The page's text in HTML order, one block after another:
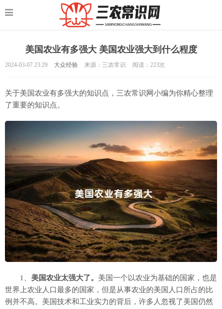
美国农业有多强大 美国农业强大到什么程度
2024-03-07 23:29 大众经验 来源：三农常识 阅读： 223次
关于美国农业有多强大的知识点，三农常识网小编为你精心整理
了重要的知识点。
1、 美国农业太强大了。 美国一个以农业为基础的国家，也是
世界上农业人口最多的国家，但是从事农业的美国人口所占的比
例并不高。美国技术和工业实力的背后，许多人忽视了美国仍然